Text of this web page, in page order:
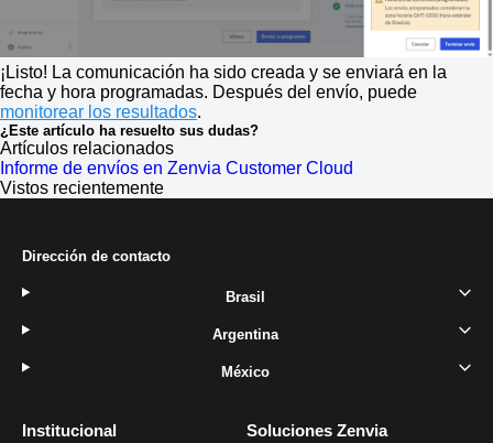
¡Listo! La comunicación ha sido creada y se enviará en la
fecha y hora programadas. Después del envío, puede
monitorear los resultados.
¿Este artículo ha resuelto sus dudas?
Artículos relacionados
Informe de envíos en Zenvia Customer Cloud
Vistos recientemente
Institucional Soluciones Zenvia
Dirección de contacto
Brasil
Argentina
México